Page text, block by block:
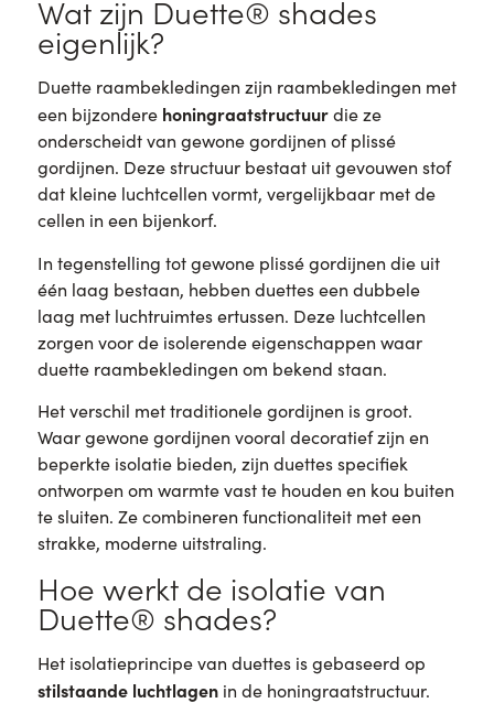
Wat zijn Duette® shades
eigenlijk?
Duette raambekledingen zijn raambekledingen met
een bijzondere honingraatstructuurdie ze
onderscheidt van gewone gordijnen of plissé
gordijnen. Deze structuur bestaat uit gevouwen stof
dat kleine luchtcellen vormt, vergelijkbaar met de
cellen in een bijenkorf.
In tegenstelling tot gewone plissé gordijnen die uit
één laag bestaan, hebben duettes een dubbele
laag met luchtruimtes ertussen. Deze luchtcellen
zorgen voor de isolerende eigenschappen waar
duette raambekledingen om bekend staan.
Het verschil met traditionele gordijnen is groot.
Waar gewone gordijnen vooral decoratief zijn en
beperkte isolatie bieden, zijn duettes specifiek
ontworpen om warmte vast te houden en kou buiten
te sluiten. Ze combineren functionaliteit met een
strakke, moderne uitstraling.
Hoe werkt de isolatie van
Duette® shades?
Het isolatieprincipe van duettes is gebaseerd op
stilstaande luchtlagenin de honingraatstructuur.